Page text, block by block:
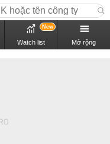
Watch list
New
Mở rộng